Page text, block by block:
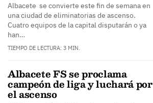
Albacete se convierte este fin de semana en
una ciudad de eliminatorias de ascenso.
Cuatro equipos de la capital disputarán o ya
han…
TIEMPO DE LECTURA: 3 MIN.
Albacete FS se proclama
campeón de liga y luchará por
el ascenso